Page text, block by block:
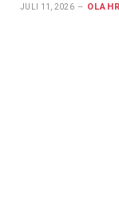
JULI 11, 2026